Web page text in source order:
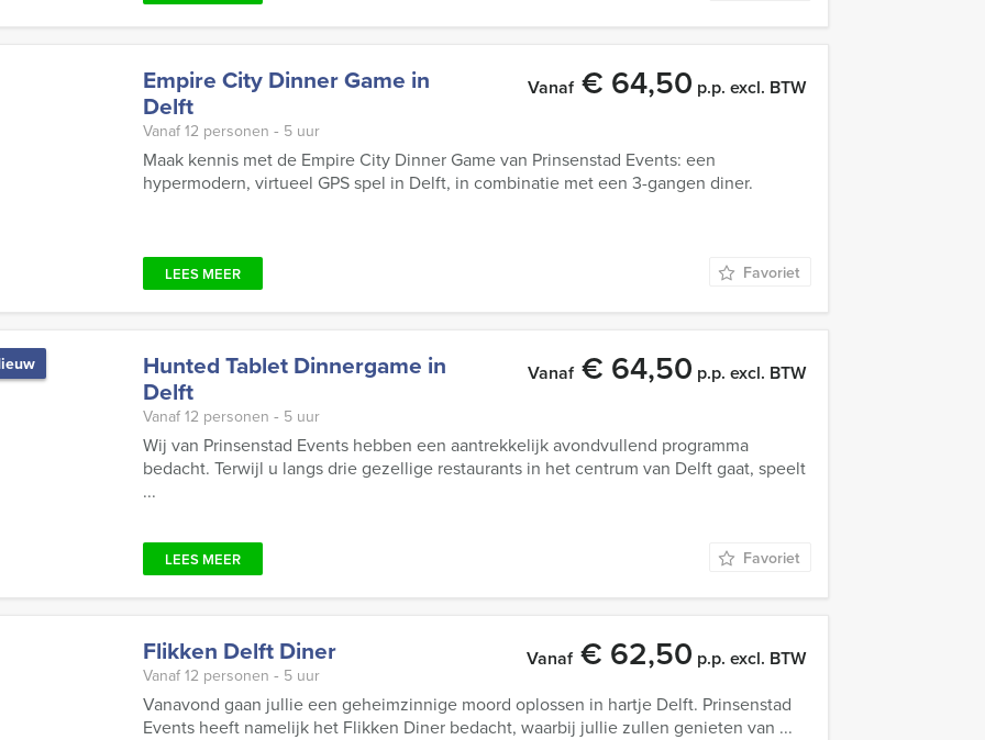
Empire City Dinner Game in
Delft
Vanaf€ 64,50 p.p. excl. BTW
Vanaf 12 personen ‐ 5 uur
Maak kennis met de Empire City Dinner Game van Prinsenstad Events: een
hypermodern, virtueel GPS spel in Delft, in combinatie met een 3-gangen diner.
LEES MEER Favoriet
Hunted Tablet Dinnergame in
Delft
Vanaf€ 64,50 p.p. excl. BTW
Vanaf 12 personen ‐ 5 uur
Wij van Prinsenstad Events hebben een aantrekkelijk avondvullend programma
bedacht. Terwijl u langs drie gezellige restaurants in het centrum van Delft gaat, speelt
...
LEES MEER Favoriet
Flikken Delft Diner Vanaf€ 62,50 p.p. excl. BTW
Vanaf 12 personen ‐ 5 uur
Vanavond gaan jullie een geheimzinnige moord oplossen in hartje Delft. Prinsenstad
Events heeft namelijk het Flikken Diner bedacht, waarbij jullie zullen genieten van ...